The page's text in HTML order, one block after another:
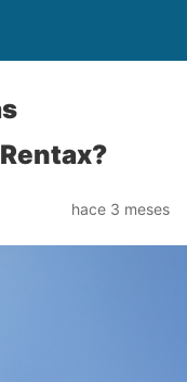
hace 3 meses